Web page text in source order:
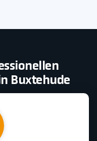
Buxtehude